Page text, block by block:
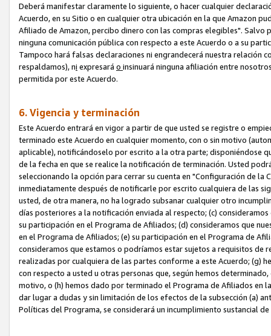
Deberá manifestar claramente lo siguiente, o hacer cualquier
Acuerdo, en su Sitio o en cualquier otra ubicación en la que Amazon
Afiliado de Amazon, percibo dinero con las compras elegibles". Salvo
ninguna comunicación pública con respecto a este Acuerdo o a su
Tampoco hará falsas declaraciones ni engrandecerá nuestra relación
respaldamos), ni expresará o insinuará ninguna afiliación entre
permitida por este Acuerdo.
6. Vigencia y terminación
Este Acuerdo entrará en vigor a partir de que usted se registre o
terminado este Acuerdo en cualquier momento, con o sin motivo
aplicable), notificándoselo por escrito a la otra parte; disponiéndose
de la fecha en que se realice la notificación de terminación. Usted
seleccionando la opción para cerrar su cuenta en "Configuración de
inmediatamente después de notificarle por escrito cualquiera de las
usted, de otra manera, no ha logrado subsanar cualquier otro
días posteriores a la notificación enviada al respecto; (c)
su participación en el Programa de Afiliados; (d) consideramos que
en el Programa de Afiliados; (e) su participación en el Programa de
consideramos que estamos o podríamos estar sujetos a requisitos de
realizadas por cualquiera de las partes conforme a este Acuerdo; (g)
con respecto a usted u otras personas que, según hemos
motivo, o (h) hemos dado por terminado el Programa de Afiliados en
dar lugar a dudas y sin limitación de los efectos de la subsección (a)
Políticas del Programa, se considerará un incumplimiento sustancial